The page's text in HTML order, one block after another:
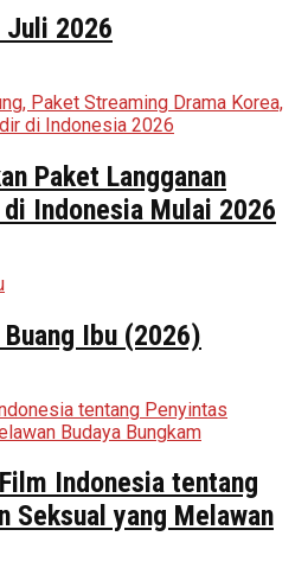
Juli 2026
Paket Langganan
Indonesia Mulai 2026
Ibu (2026)
Indonesia tentang
Seksual yang Melawan